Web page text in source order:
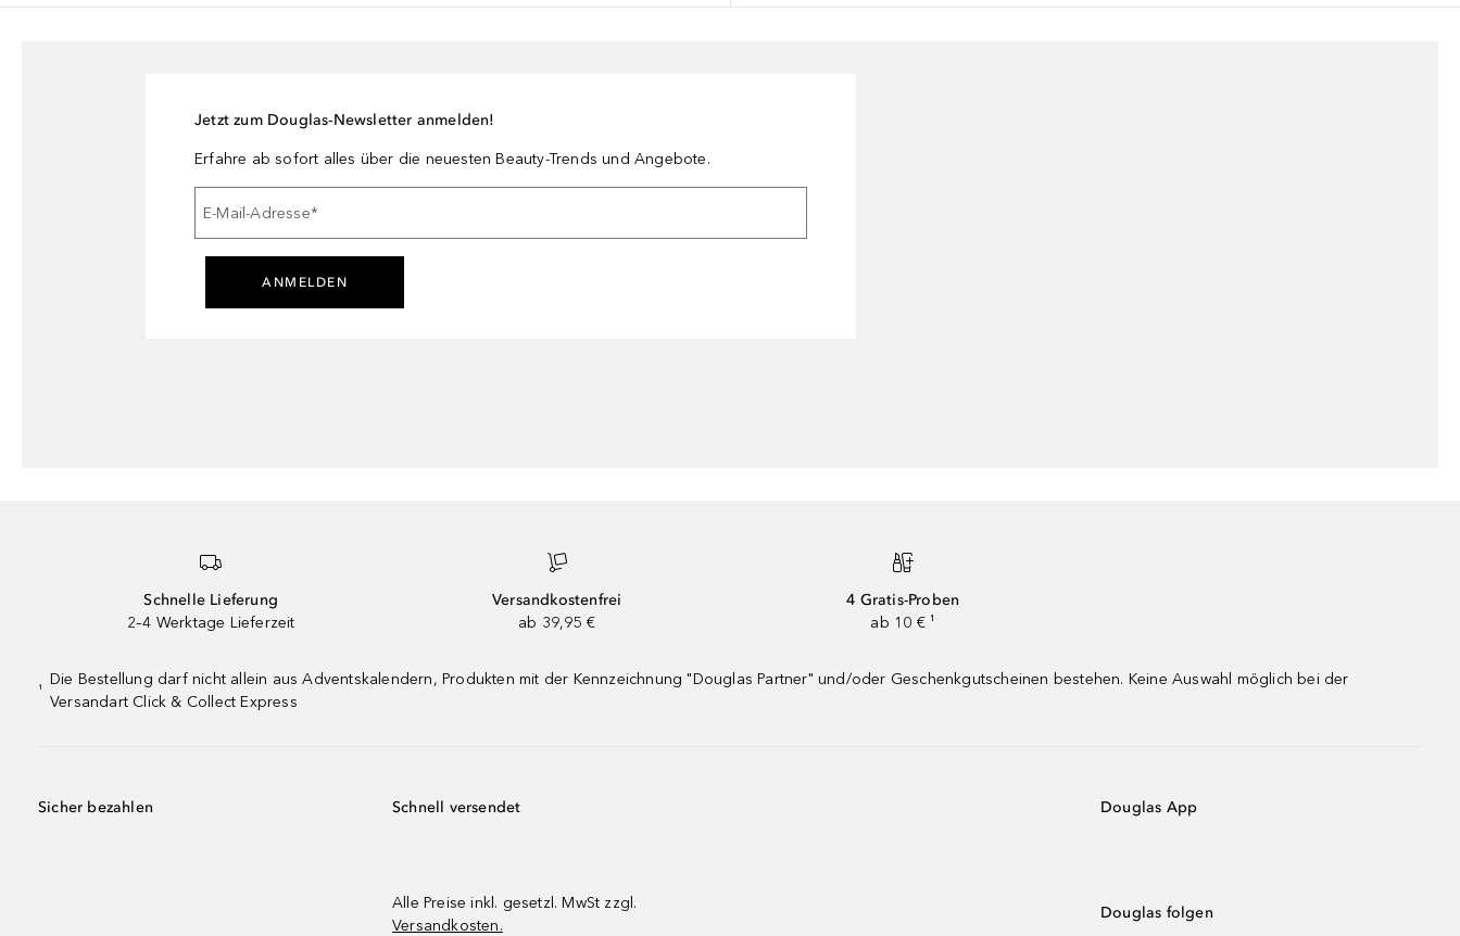
Jetzt zum Douglas-Newsletter anmelden!
Erfahre ab sofort alles über die neuesten Beauty-Trends und Angebote.
E-Mail-Adresse*
ANMELDEN
Schnelle Lieferung
2–4 Werktage Lieferzeit
Versandkostenfrei
ab 39,95 €
4 Gratis-Proben
ab 10 € ¹
¹
Die Bestellung darf nicht allein aus Adventskalendern, Produkten mit der Kennzeichnung "Douglas Partner" und/oder Geschenkgutscheinen bestehen. Keine Auswahl möglich bei der
Versandart Click & Collect Express
Sicher bezahlen Schnell versendet
Alle Preise inkl. gesetzl. MwSt zzgl.
Versandkosten.
Douglas App
Douglas folgen